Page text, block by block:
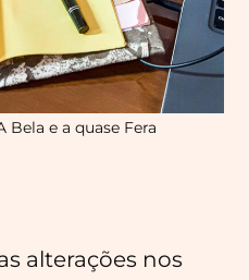
Bela e a quase Fera
alterações nos